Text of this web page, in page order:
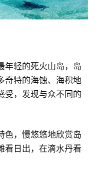
年轻的死火山岛，岛
奇特的海蚀、海积地
受，发现与众不同的
色，慢悠悠地欣赏岛
看日出，在滴水丹看